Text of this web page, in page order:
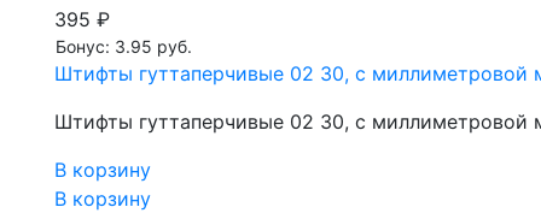
395 ₽
Бонус: 3.95 руб.
Штифты гуттаперчивые 02 30, с миллиметровой
Штифты гуттаперчивые 02 30, с миллиметровой
В корзину
В корзину